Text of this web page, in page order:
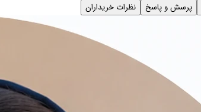
پرسش و پاسخ نظرات خریداران